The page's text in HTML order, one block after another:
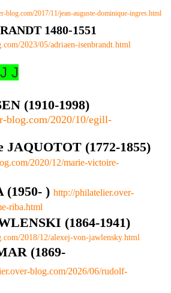
blog.com/2017/11/jean-auguste-dominique-ingres.html
1480-1551
2023/05/adriaen-isenbrandt.html
J J
(1910-1998)
blog.com/2020/10/egill-
(1772-1855)
2020/12/marie-victoire-
) http://philatelier.over-
riba.html
(1864-1941)
2018/12/alexej-von-jawlensky.html
(1869-
blog.com/2026/06/rudolf-